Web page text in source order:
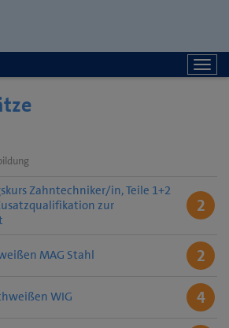
Zahntechniker/in, Teile 1+2
zur
2
MAG Stahl 2
WIG 4